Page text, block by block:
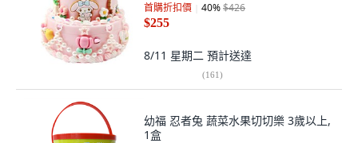
首購折扣價 40%$426
$255
8/11 星期二 預計送達
(161)
幼福 忍者兔 蔬菜水果切切樂 3歲以上,
1盒